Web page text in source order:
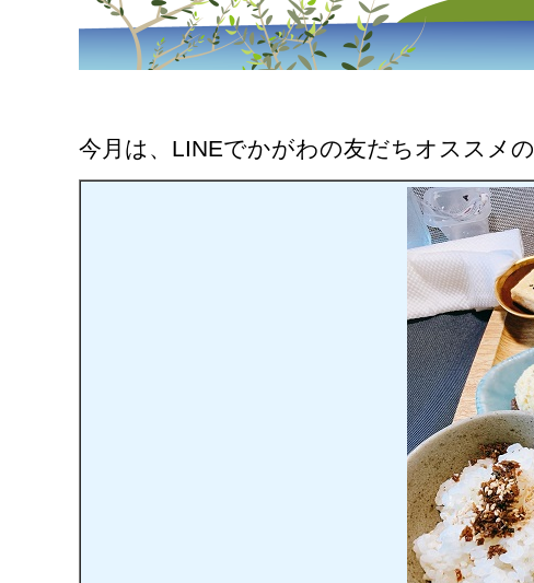
今月は、LINEでかがわの友だちオススメ